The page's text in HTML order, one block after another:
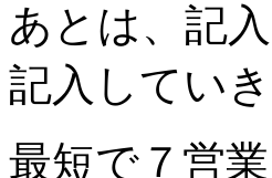
あとは、 記
記入してい
最短で７営